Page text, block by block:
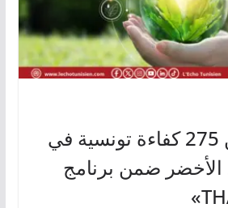
انطلاق تكوين 275 كفاءة تونسية في
الأخضر ضمن برنامج